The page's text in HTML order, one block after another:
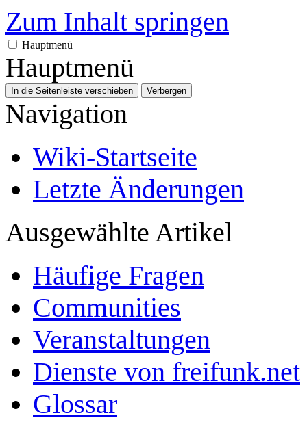
Zum Inhalt springen
Hauptmenü
Hauptmenü
In die Seitenleiste verschieben Verbergen
Navigation
Wiki-Startseite
Letzte Änderungen
Ausgewählte Artikel
Häufige Fragen
Communities
Veranstaltungen
Dienste von freifunk.net
Glossar